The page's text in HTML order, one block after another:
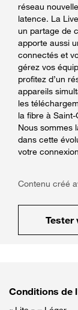
réseau
latence. La
un partage de
apporte aussi
connectés et
gérez vos
profitez d’un
appareils
les
la fibre à
Nous sommes
dans cette
votre
Contenu créé
Tester
Conditions de